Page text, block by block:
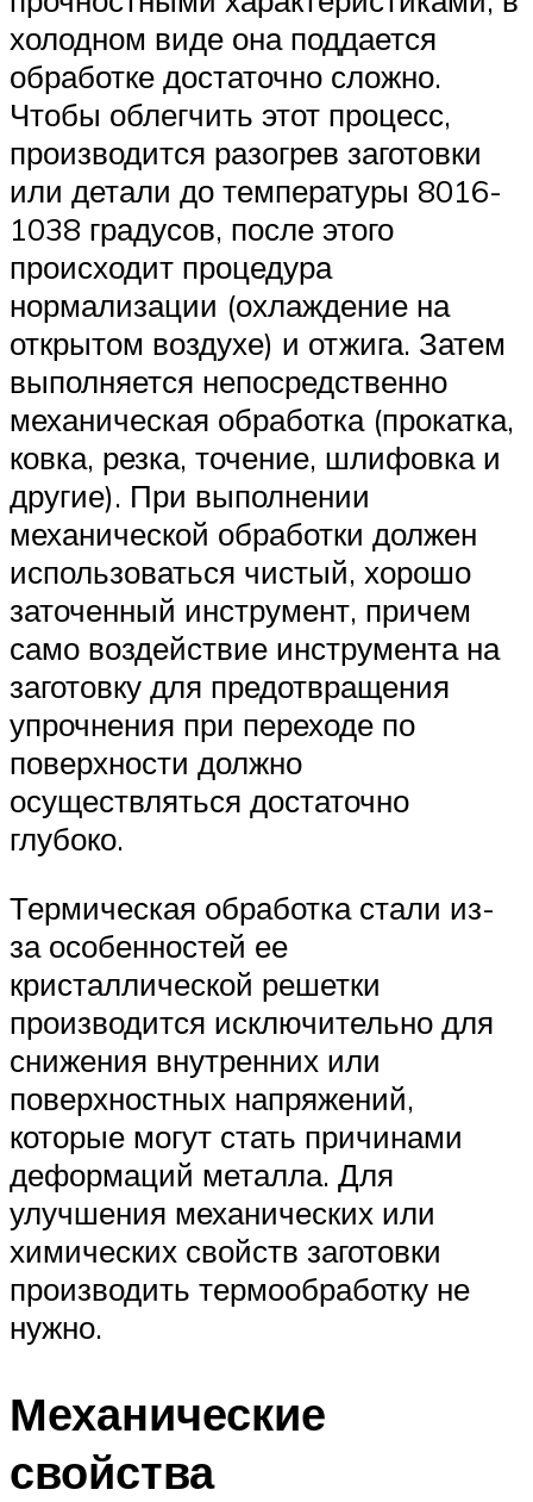
холодном виде она поддается
обработке достаточно сложно.
Чтобы облегчить этот процесс,
производится разогрев заготовки
или детали до температуры 8016-
1038 градусов, после этого
происходит процедура
нормализации (охлаждение на
открытом воздухе) и отжига. Затем
выполняется непосредственно
механическая обработка (прокатка,
ковка, резка, точение, шлифовка и
другие). При выполнении
механической обработки должен
использоваться чистый, хорошо
заточенный инструмент, причем
само воздействие инструмента на
заготовку для предотвращения
упрочнения при переходе по
поверхности должно
осуществляться достаточно
глубоко.
Термическая обработка стали из-
за особенностей ее
кристаллической решетки
производится исключительно для
снижения внутренних или
поверхностных напряжений,
которые могут стать причинами
деформаций металла. Для
улучшения механических или
химических свойств заготовки
производить термообработку не
нужно.
Механические
свойства